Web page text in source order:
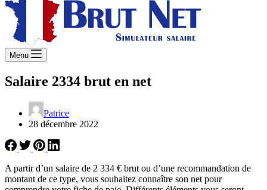
Menu
Salaire 2334 brut en net
Patrice
28 décembre 2022
A partir d’un salaire de 2 334 € brut ou d’une recommandation de
montant de ce type, vous souhaitez connaître son net pour